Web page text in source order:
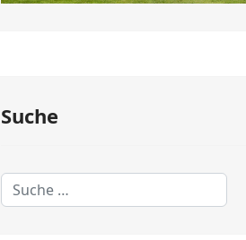
Suche
Suchen